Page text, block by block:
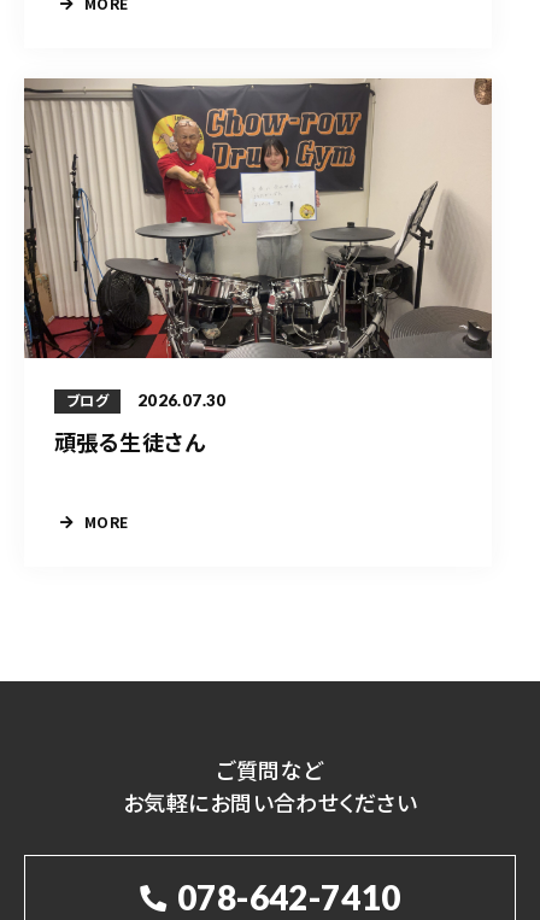
ブログ 2026.07.30
頑張る生徒さん
MORE
ご質問など
お気軽にお問い合わせください
078-642-7410